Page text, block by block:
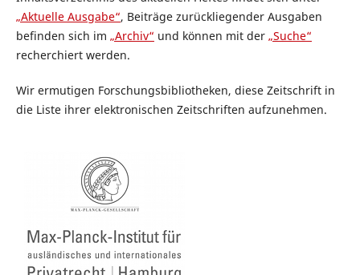
„Aktuelle Ausgabe“, Beiträge zurückliegender Ausgaben
befinden sich im „Archiv“ und können mit der „Suche“
recherchiert werden.
Wir ermutigen Forschungsbibliotheken, diese Zeitschrift in
die Liste ihrer elektronischen Zeitschriften aufzunehmen.